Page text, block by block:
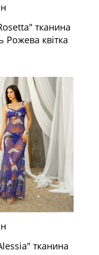
тканина
Рожева квітка
тканина